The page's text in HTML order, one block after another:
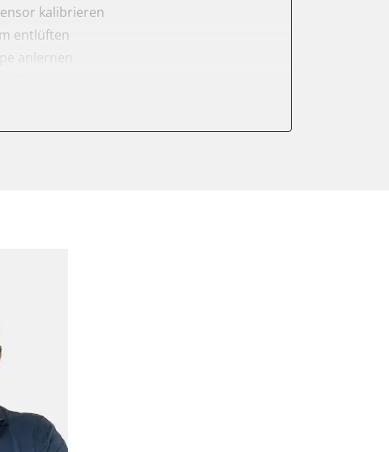
kalibrieren
entlüften
anlernen
anlernen
Nullpunkt-
Montageposition fahren
Anpassung